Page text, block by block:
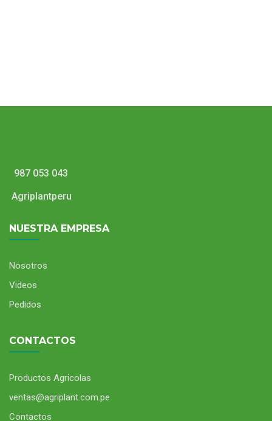
987 053 043
Agriplantperu
NUESTRA EMPRESA
Nosotros
Videos
Pedidos
CONTACTOS
Productos Agricolas
ventas@agriplant.com.pe
Contactos